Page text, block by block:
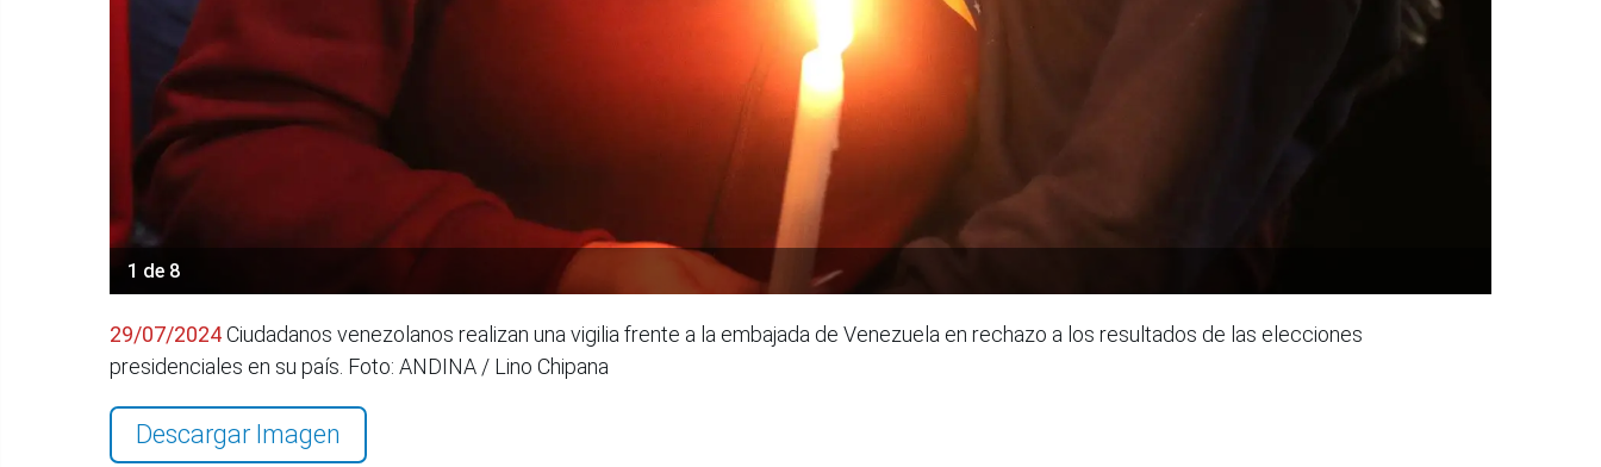
1 de 8
29/07/2024Ciudadanos venezolanos realizan una vigilia frente a la embajada de Venezuela en rechazo a los resultados de las elecciones
presidenciales en su país. Foto: ANDINA / Lino Chipana
Descargar Imagen